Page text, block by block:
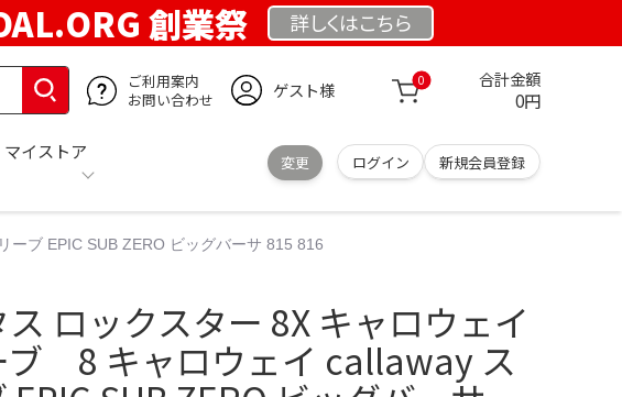
創業祭 詳しくはこちら
ご利用案内
お問い合わせ
ゲスト様 0 合計金額
0円
マイストア
変更 ログイン 新規会員登録
ブ EPIC SUB ZERO ビッグバーサ 815 816
ロックスター 8X キャロウェイ
ブ 8 キャロウェイ callaway ス